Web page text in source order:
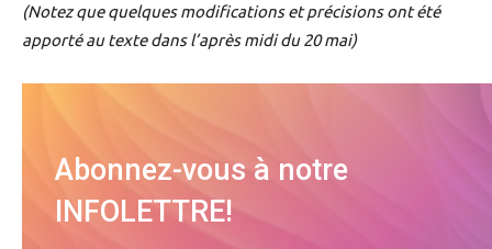
(Notez que quelques modifications et précisions ont été
apporté au texte dans l’après midi du 20 mai)
Abonnez-vous à notre
INFOLETTRE!